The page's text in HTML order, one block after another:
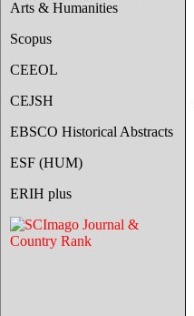
Arts & Humanities
Scopus
CEEOL
CEJSH
EBSCO Historical Abstracts
ESF (HUM)
ERIH plus